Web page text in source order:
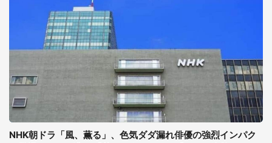
NHK朝ドラ「風、薫る」、色気ダダ漏れ俳優の強烈インパク